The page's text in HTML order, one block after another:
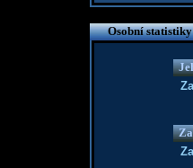
Osobní